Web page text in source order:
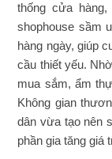
thống cửa
shophouse sầm
hàng ngày, giúp
cầu thiết yếu.
mua sắm, ẩm
Không gian
dân vừa tạo nên
phần gia tăng giá